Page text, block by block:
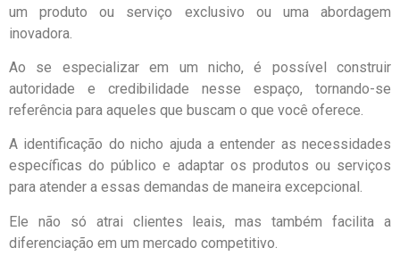
um produto ou serviço exclusivo ou uma abordagem
inovadora.
Ao se especializar em um nicho, é possível construir
autoridade e credibilidade nesse espaço, tornando-se
referência para aqueles que buscam o que você oferece.
A identificação do nicho ajuda a entender as necessidades
específicas do público e adaptar os produtos ou serviços
para atender a essas demandas de maneira excepcional.
Ele não só atrai clientes leais, mas também facilita a
diferenciação em um mercado competitivo.